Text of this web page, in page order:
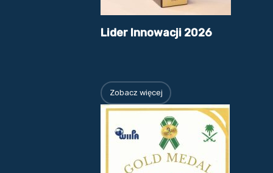
Lider Innowacji 2026
Zobacz więcej